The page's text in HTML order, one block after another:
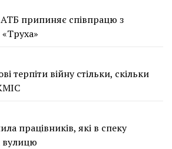
АТБ припиняє співпрацю з
терпіти війну стільки, скільки
працівників, які в спеку
вулицю